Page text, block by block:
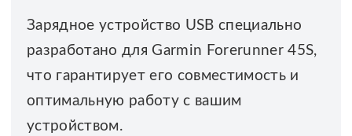
Зарядное устройство USB специально
разработано для Garmin Forerunner 45S,
что гарантирует его совместимость и
оптимальную работу с вашим
устройством.